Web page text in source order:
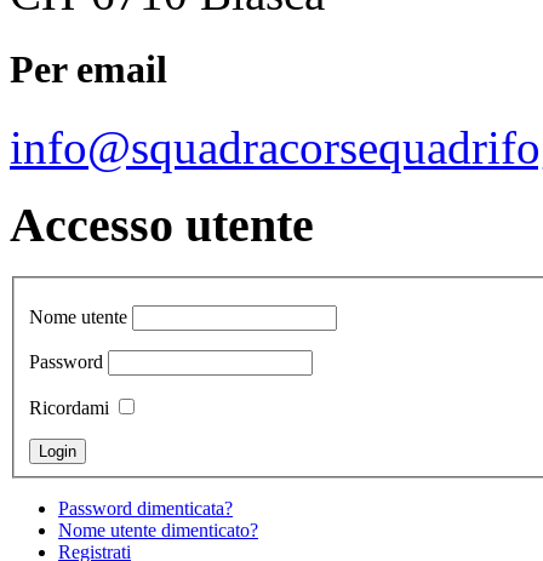
Per email
Accesso utente
Nome utente
Password
Ricordami
Password dimenticata?
Nome utente dimenticato?
Registrati